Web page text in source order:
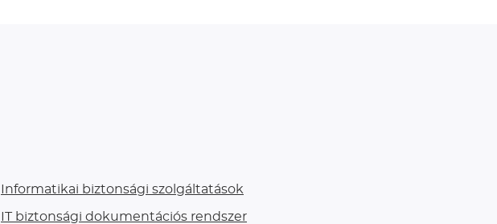
Informatikai biztonsági szolgáltatások
IT biztonsági dokumentációs rendszer